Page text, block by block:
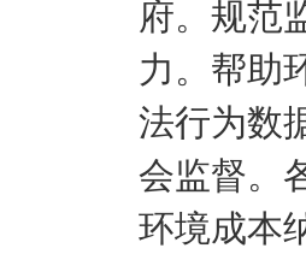
府。规范
力。帮助
法行为数
会监督。
环境成本